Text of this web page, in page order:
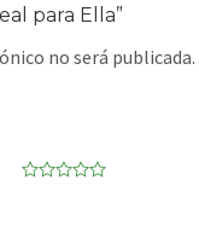
para Ella”
no será publicada.